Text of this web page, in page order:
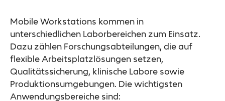
Mobile Workstations kommen in
unterschiedlichen Laborbereichen zum Einsatz.
Dazu zählen Forschungsabteilungen, die auf
flexible Arbeitsplatzlösungen setzen,
Qualitätssicherung, klinische Labore sowie
Produktionsumgebungen. Die wichtigsten
Anwendungsbereiche sind: